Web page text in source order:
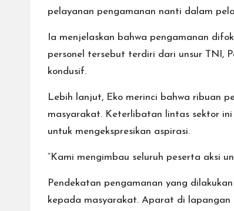
pelayanan pengamanan nanti dalam
Ia menjelaskan bahwa pengamanan
personel tersebut terdiri dari unsur TNI,
kondusif.
Lebih lanjut, Eko merinci bahwa ribuan
masyarakat. Keterlibatan lintas sektor
untuk mengekspresikan aspirasi.
“Kami mengimbau seluruh peserta aksi
Pendekatan pengamanan yang
kepada masyarakat. Aparat di lapangan